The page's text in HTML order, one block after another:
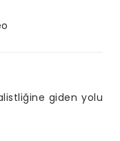
giden yolu